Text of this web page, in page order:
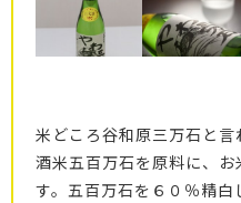
米どころ谷和原三万石と
酒米五百万石を原料に、
す。五百万石を６０％精